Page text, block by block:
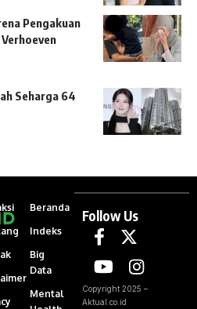
Pengakuan
Seharga 64
Beranda
Indeks
Big
Data
Mental
Follow Us
Copyright 2025 –
Aktual.co.id